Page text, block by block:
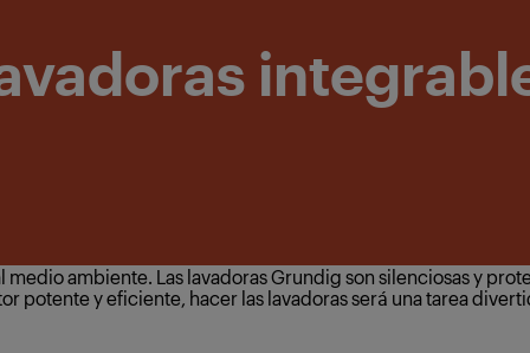
medio ambiente. Las lavadoras Grundig son silenciosas y
potente y eficiente, hacer las lavadoras será una tarea